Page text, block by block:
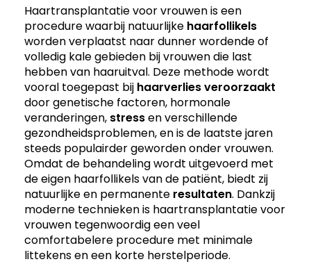
Haartransplantatie voor vrouwen is een
procedure waarbij natuurlijke haarfollikels
worden verplaatst naar dunner wordende of
volledig kale gebieden bij vrouwen die last
hebben van haaruitval. Deze methode wordt
vooral toegepast bij haarverliesveroorzaakt
door genetische factoren, hormonale
veranderingen, stressen verschillende
gezondheidsproblemen, en is de laatste jaren
steeds populairder geworden onder vrouwen.
Omdat de behandeling wordt uitgevoerd met
de eigen haarfollikels van de patiënt, biedt zij
natuurlijke en permanente resultaten. Dankzij
moderne technieken is haartransplantatie voor
vrouwen tegenwoordig een veel
comfortabelere procedure met minimale
littekens en een korte herstelperiode.